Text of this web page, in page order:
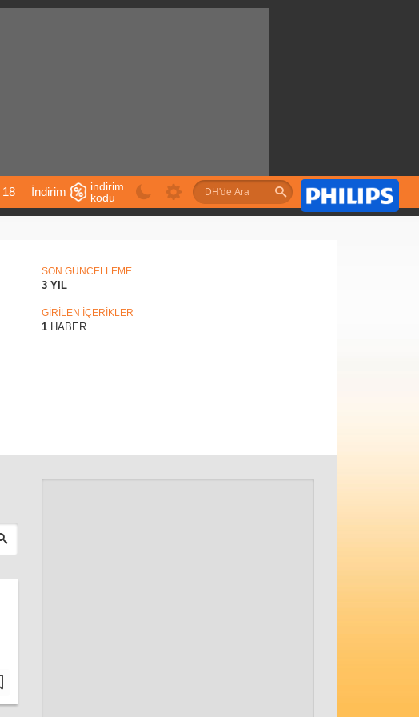
18 İndirim
Önerileri
indirim
kodu
SON GÜNCELLEME
3 YIL
GİRİLEN İÇERİKLER
1 HABER